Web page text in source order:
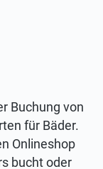
Buchung von
für Bäder.
Onlineshop
bucht oder